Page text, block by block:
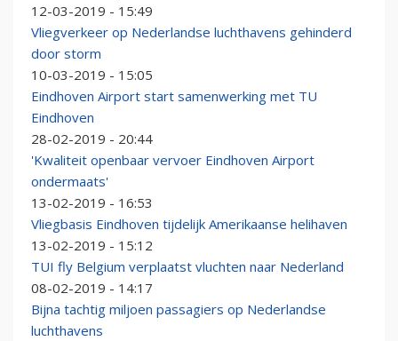
12-03-2019 - 15:49
Vliegverkeer op Nederlandse luchthavens gehinderd
door storm
10-03-2019 - 15:05
Eindhoven Airport start samenwerking met TU
Eindhoven
28-02-2019 - 20:44
'Kwaliteit openbaar vervoer Eindhoven Airport
ondermaats'
13-02-2019 - 16:53
Vliegbasis Eindhoven tijdelijk Amerikaanse helihaven
13-02-2019 - 15:12
TUI fly Belgium verplaatst vluchten naar Nederland
08-02-2019 - 14:17
Bijna tachtig miljoen passagiers op Nederlandse
luchthavens